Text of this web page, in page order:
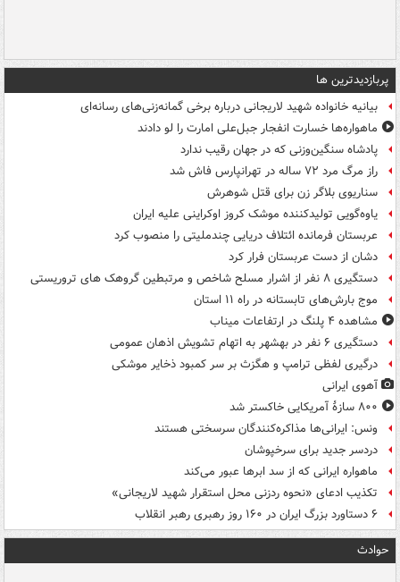
پربازدیدترین ها
بیانیه خانواده شهید لاریجانی درباره برخی گمانه‌زنی‌های رسانه‌ای
ماهواره‌ها خسارت انفجار جبل‌علی امارت را لو دادند
پادشاه سنگین‌وزنی که در جهان رقیب ندارد
راز مرگ مرد ۷۲ ساله در تهرانپارس فاش شد
سناریوی بلاگر زن برای قتل شوهرش
یاوه‌گویی تولیدکننده موشک کروز اوکراینی علیه ایران
عربستان فرمانده ائتلاف دریایی چندملیتی را منصوب کرد
دشان از دست عربستان فرار کرد
دستگیری ۸ نفر از اشرار مسلح شاخص و مرتبطین گروهک های تروریستی
موج بارش‌های تابستانه در راه ۱۱ استان
مشاهده ۴ پلنگ در ارتفاعات میناب
دستگیری ۶ نفر در بهشهر به اتهام تشویش اذهان عمومی
درگیری لفظی ترامپ و هگزث بر سر کمبود ذخایر موشکی
آهوی ایرانی
۸۰۰ سازۀ آمریکایی خاکستر شد
ونس: ایرانی‌ها مذاکره‌کنندگان سرسختی هستند
دردسر جدید برای سرخپوشان
ماهواره ایرانی که از سد ابرها عبور می‌کند
تکذیب ادعای «نحوه ردزنی محل استقرار شهید لاریجانی»
۶ دستاورد بزرگ ایران در ۱۶۰ روز رهبری رهبر انقلاب
حوادث